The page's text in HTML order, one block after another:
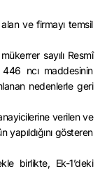
ve firmayı temsil
sayılı Resmî
446 ncı maddesinin
nedenlerle geri
verilen ve
gösteren
birlikte, Ek-1’deki